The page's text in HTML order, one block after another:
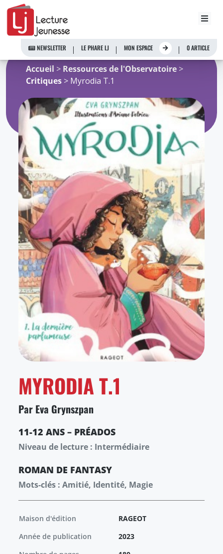
Aller
contenu
NEWSLETTER LE PHARE LJ MON ESPACE 0 ARTICLE
Accueil > Ressources de l'Observatoire >
Critiques > Myrodia T.1
MYRODIA T.1
Par Eva Grynszpan
11-12 ANS – PRÉADOS
Niveau de lecture : Intermédiaire
ROMAN DE FANTASY
Mots-clés : Amitié, Identité, Magie
Maison d'édition
RAGEOT
Année de publication
2023